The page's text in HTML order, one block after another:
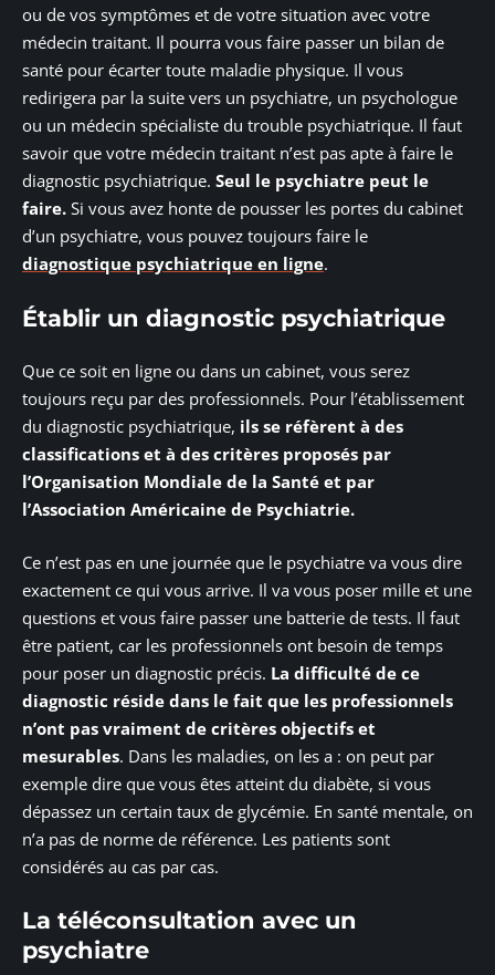
ou de vos symptômes et de votre situation avec votre
médecin traitant. Il pourra vous faire passer un bilan de
santé pour écarter toute maladie physique. Il vous
redirigera par la suite vers un psychiatre, un psychologue
ou un médecin spécialiste du trouble psychiatrique. Il faut
savoir que votre médecin traitant n’est pas apte à faire le
diagnostic psychiatrique. Seul le psychiatre peut le
faire. Si vous avez honte de pousser les portes du cabinet
d’un psychiatre, vous pouvez toujours faire le
diagnostique psychiatrique en ligne.
Établir un diagnostic psychiatrique
Que ce soit en ligne ou dans un cabinet, vous serez
toujours reçu par des professionnels. Pour l’établissement
du diagnostic psychiatrique, ils se réfèrent à des
classifications et à des critères proposés par
l’Organisation Mondiale de la Santé et par
l’Association Américaine de Psychiatrie.
Ce n’est pas en une journée que le psychiatre va vous dire
exactement ce qui vous arrive. Il va vous poser mille et une
questions et vous faire passer une batterie de tests. Il faut
être patient, car les professionnels ont besoin de temps
pour poser un diagnostic précis. La difficulté de ce
diagnostic réside dans le fait que les professionnels
n’ont pas vraiment de critères objectifs et
mesurables. Dans les maladies, on les a : on peut par
exemple dire que vous êtes atteint du diabète, si vous
dépassez un certain taux de glycémie. En santé mentale, on
n’a pas de norme de référence. Les patients sont
considérés au cas par cas.
La téléconsultation avec un
psychiatre